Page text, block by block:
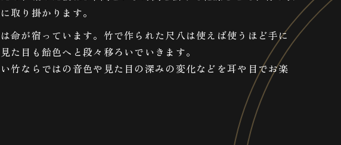
取り掛かります。
命が宿っています。竹で作られた尺八は使えば使うほど手に
た目も飴色へと段々移ろいでいきます。
竹ならではの音色や見た目の深みの変化などを耳や目でお楽